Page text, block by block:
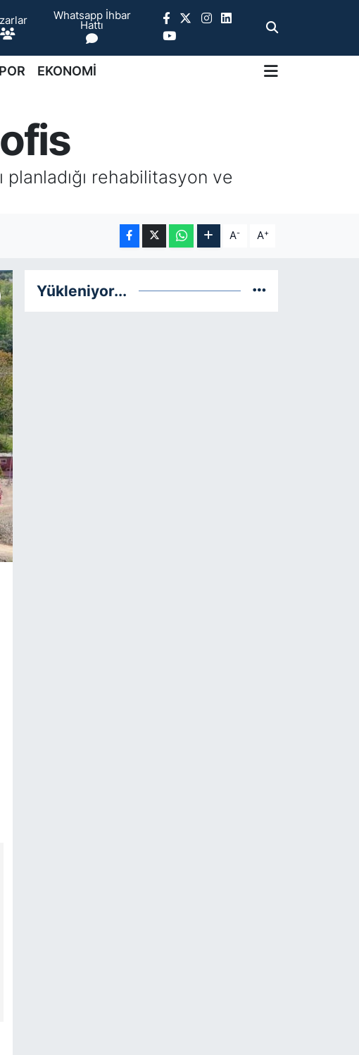
Whatsapp İhbar
Hattı
EKONOMİ
rehabilitasyon ve
A- A+
Yükleniyor...